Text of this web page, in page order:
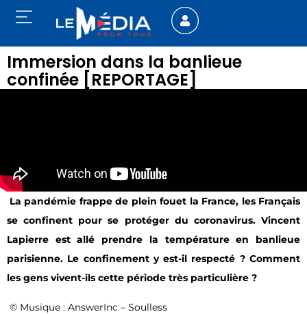
Immersion dans la banlieue
confinée [REPORTAGE]
La pandémie frappe de plein fouet la France, les Français
se confinent pour se protéger du coronavirus. Vincent
Lapierre est allé prendre la température en banlieue
parisienne. Le confinement y est-il respecté ? Comment
les gens vivent-ils cette période très particulière ?
© Musique : AnswerInc – Soulless